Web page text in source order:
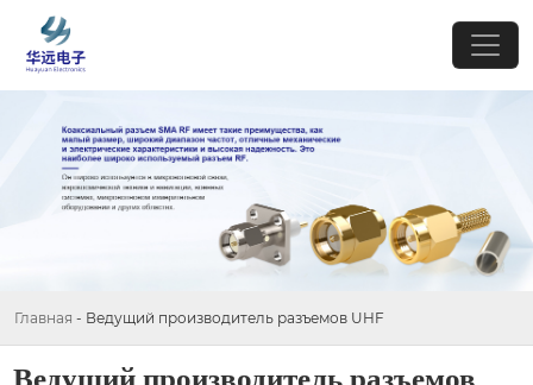
Главная - Ведущий производитель разъемов UHF